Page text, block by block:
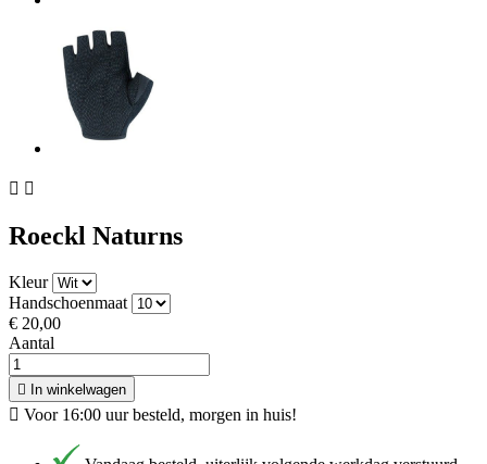
 
Roeckl Naturns
Kleur
Handschoenmaat
€ 20,00
Aantal
 In winkelwagen
 Voor 16:00 uur besteld, morgen in huis!